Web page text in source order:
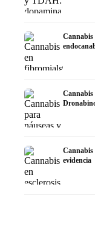
Cannabis
Cannabis
Cannabis
evidencia